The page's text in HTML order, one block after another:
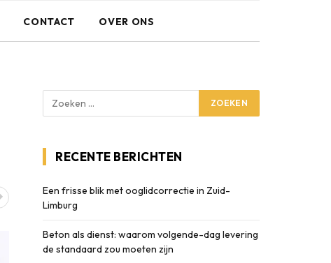
CONTACT OVER ONS
RECENTE BERICHTEN
Een frisse blik met ooglidcorrectie in Zuid-
Limburg
Beton als dienst: waarom volgende-dag levering
de standaard zou moeten zijn